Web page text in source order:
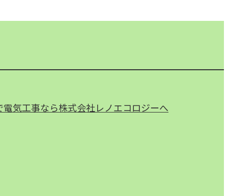
電気工事なら株式会社レノエコロジーへ